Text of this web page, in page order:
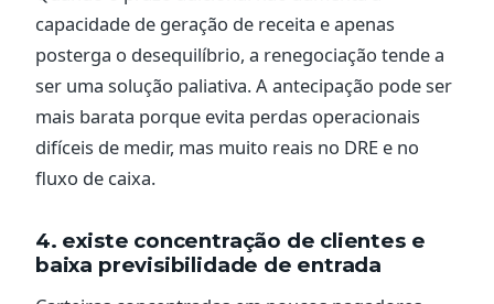
capacidade de geração de receita e apenas
posterga o desequilíbrio, a renegociação tende a
ser uma solução paliativa. A antecipação pode ser
mais barata porque evita perdas operacionais
difíceis de medir, mas muito reais no DRE e no
fluxo de caixa.
4. existe concentração de clientes e
baixa previsibilidade de entrada